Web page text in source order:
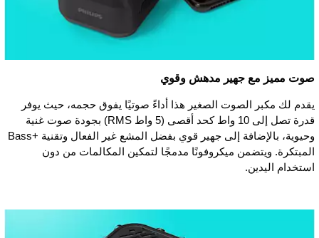
صوت مميز مع جهير مدهش وقوي
يقدم لك مكبر الصوت الصغير هذا أداءً صوتيًا يفوق حجمه، حيث يوفر
قدرة تصل إلى 10 واط كحد أقصى (5 واط RMS) بجودة صوت غنية
وحيوية، بالإضافة إلى جهير قوي بفضل المشع غير الفعال وتقنية Bass+‎
المبتكرة. ويتضمن ميكروفونًا مدمجًا لتمكين المكالمات من دون
استخدام اليدين.